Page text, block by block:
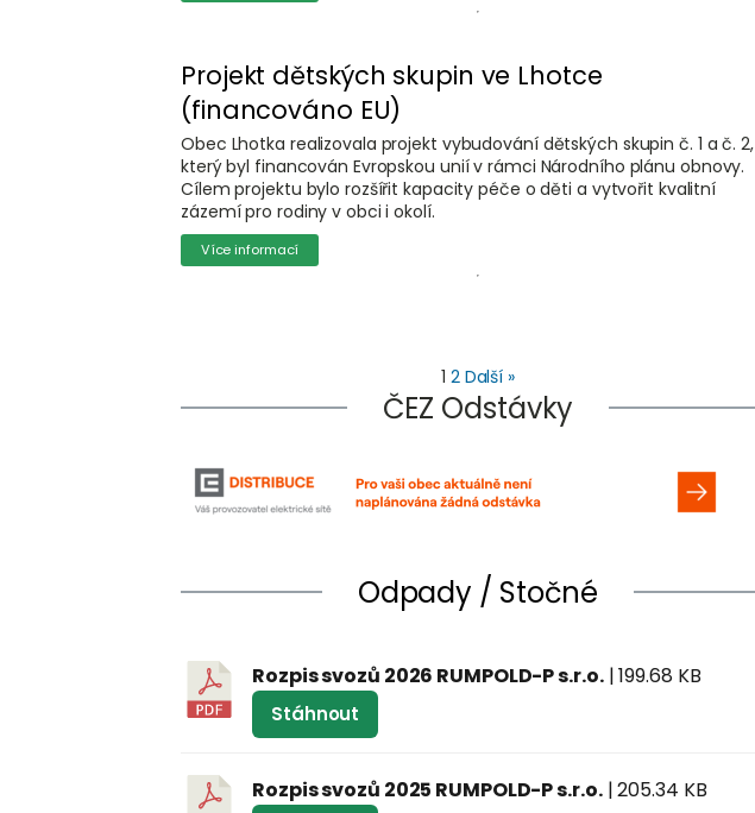
Projekt dětských skupin ve Lhotce
(financováno EU)
Obec Lhotka realizovala projekt vybudování dětských skupin č. 1 a č. 2,
který byl financován Evropskou unií v rámci Národního plánu obnovy.
Cílem projektu bylo rozšířit kapacity péče o děti a vytvořit kvalitní
zázemí pro rodiny v obci i okolí.
Více informací
1 2 Další »
ČEZ Odstávky
Odpady / Stočné
Rozpis svozů 2026 RUMPOLD-P s.r.o.| 199.68 KB
Stáhnout
Rozpis svozů 2025 RUMPOLD-P s.r.o.| 205.34 KB